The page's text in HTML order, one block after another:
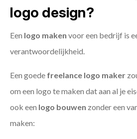
logo design?
Een logo maken voor een bedrijf is
verantwoordelijkheid.
Een goede freelance logo maker
om een logo te maken dat aan al je
ook een logo bouwen zonder een
maken: